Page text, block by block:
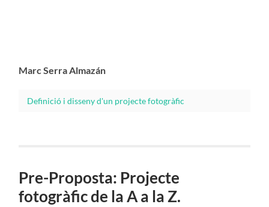
Marc Serra Almazán
Definició i disseny d'un projecte fotogràfic
Pre-Proposta: Projecte
fotogràfic de la A a la Z.